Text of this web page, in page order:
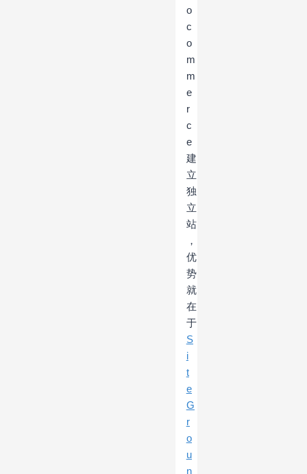
o
c
o
m
m
e
r
c
e
建
立
独
立
站
，
优
势
就
在
于
S
i
t
e
G
r
o
u
n